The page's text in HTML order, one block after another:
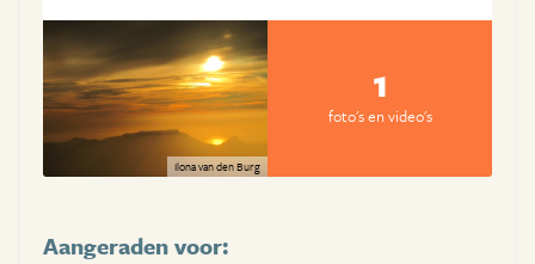
Ilona van den Burg
1
foto's en video's
Aangeraden voor: